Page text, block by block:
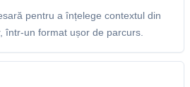
pentru a înțelege contextul din
într-un format ușor de parcurs.